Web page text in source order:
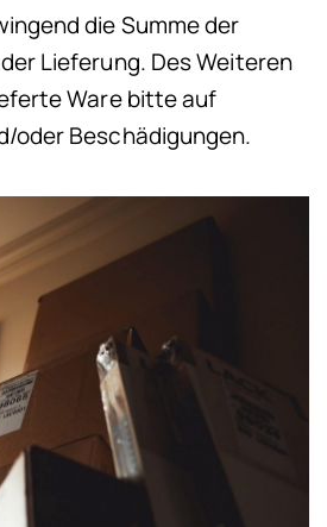
die Summe der
Lieferung. Des Weiteren
Ware bitte auf
oder Beschädigungen.